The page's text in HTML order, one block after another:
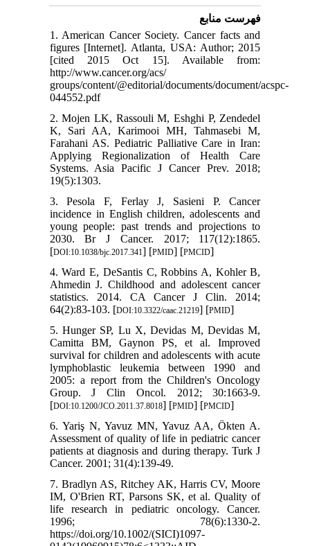
فهرست منابع
1. American Cancer Society. Cancer facts and
figures [Internet]. Atlanta, USA: Author; 2015
[cited 2015 Oct 15]. Available from:
http://www.cancer.org/acs/
groups/content/@editorial/documents/document/acspc-
044552.pdf
2. Mojen LK, Rassouli M, Eshghi P, Zendedel
K, Sari AA, Karimooi MH, Tahmasebi M,
Farahani AS. Pediatric Palliative Care in Iran:
Applying Regionalization of Health Care
Systems. Asia Pacific J Cancer Prev. 2018;
19(5):1303.
3. Pesola F, Ferlay J, Sasieni P. Cancer
incidence in English children, adolescents and
young people: past trends and projections to
2030. Br J Cancer. 2017; 117(12):1865.
[DOI:10.1038/bjc.2017.341] [PMID] [PMCID]
4. Ward E, DeSantis C, Robbins A, Kohler B,
Ahmedin J. Childhood and adolescent cancer
statistics. 2014. CA Cancer J Clin. 2014;
64(2):83-103. [DOI:10.3322/caac.21219] [PMID]
5. Hunger SP, Lu X, Devidas M, Devidas M,
Camitta BM, Gaynon PS, et al. Improved
survival for children and adolescents with acute
lymphoblastic leukemia between 1990 and
2005: a report from the Children's Oncology
Group. J Clin Oncol. 2012; 30:1663-9.
[DOI:10.1200/JCO.2011.37.8018] [PMID] [PMCID]
6. Yariş N, Yavuz MN, Yavuz AA, Ökten A.
Assessment of quality of life in pediatric cancer
patients at diagnosis and during therapy. Turk J
Cancer. 2001; 31(4):139-49.
7. Bradlyn AS, Ritchey AK, Harris CV, Moore
IM, O'Brien RT, Parsons SK, et al. Quality of
life research in pediatric oncology. Cancer.
1996; 78(6):1330-2.
https://doi.org/10.1002/(SICI)1097-